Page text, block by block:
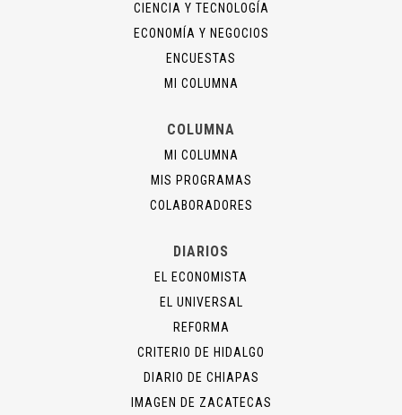
CIENCIA Y TECNOLOGÍA
ECONOMÍA Y NEGOCIOS
ENCUESTAS
MI COLUMNA
COLUMNA
MI COLUMNA
MIS PROGRAMAS
COLABORADORES
DIARIOS
EL ECONOMISTA
EL UNIVERSAL
REFORMA
CRITERIO DE HIDALGO
DIARIO DE CHIAPAS
IMAGEN DE ZACATECAS